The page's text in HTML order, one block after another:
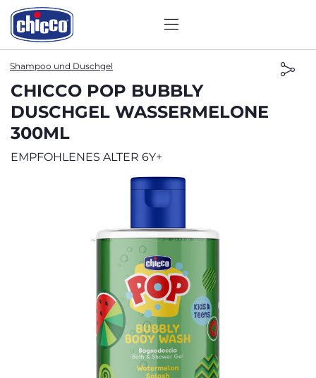
Shampoo und Duschgel
CHICCO POP BUBBLY
DUSCHGEL WASSERMELONE
300ML
EMPFOHLENES ALTER 6Y+